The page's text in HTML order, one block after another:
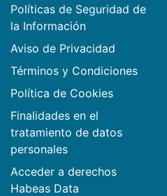
Políticas de Seguridad de
la Información
Aviso de Privacidad
Términos y Condiciones
Política de Cookies
Finalidades en el
tratamiento de datos
personales
Acceder a derechos
Habeas Data